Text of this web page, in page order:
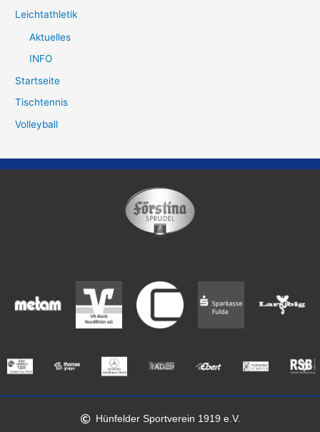
Leichtathletik
Aktuelles
INFO
Startseite
Tischtennis
Volleyball
Hünfelder Sportverein 1919 e.V.